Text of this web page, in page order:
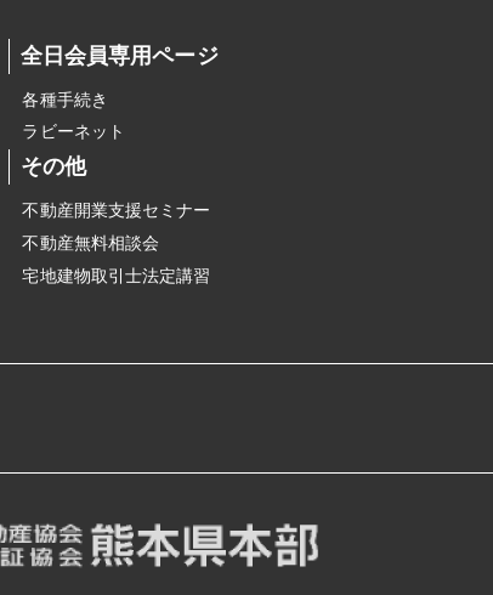
全日会員専用ページ
各種手続き
ラビーネット
その他
不動産開業支援セミナー
不動産無料相談会
宅地建物取引士法定講習